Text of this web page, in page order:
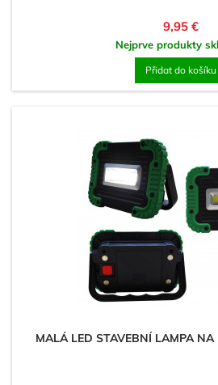
Cena
9,95 €
Nejprve produkty
Přidat do košíku
MALÁ LED STAVEBNÍ LAMPA